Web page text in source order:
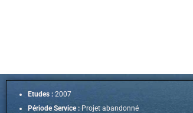
Etudes : 2007
Période Service : Projet abandonné